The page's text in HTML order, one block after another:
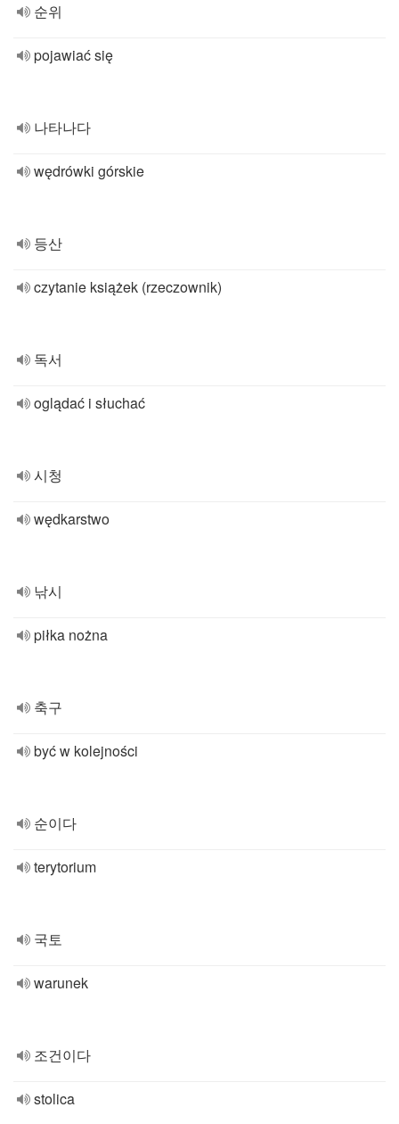
순위
pojawiać się
나타나다
wędrówki górskie
등산
czytanie książek (rzeczownik)
독서
oglądać i słuchać
시청
wędkarstwo
낚시
piłka nożna
축구
być w kolejności
순이다
terytorium
국토
warunek
조건이다
stolica